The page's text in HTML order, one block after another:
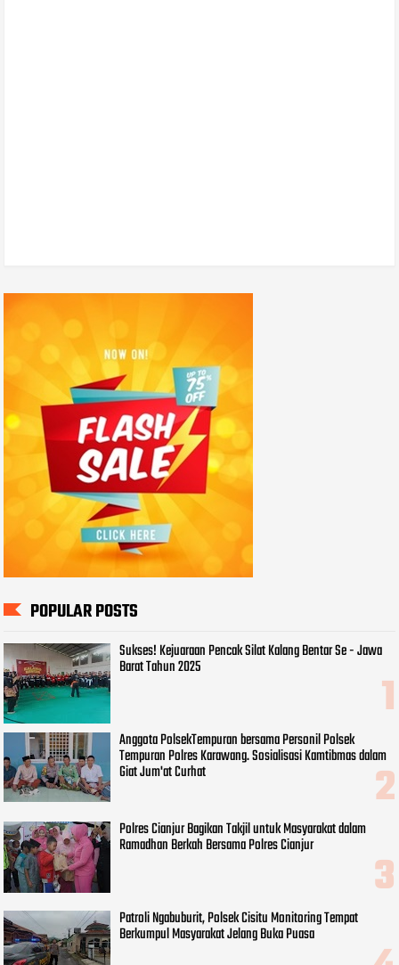
POPULAR POSTS
Sukses! Kejuaraan Pencak Silat Kalang Bentar Se - Jawa
Barat Tahun 2025
Anggota PolsekTempuran bersama Personil Polsek
Tempuran Polres Karawang. Sosialisasi Kamtibmas dalam
Giat Jum'at Curhat
Polres Cianjur Bagikan Takjil untuk Masyarakat dalam
Ramadhan Berkah Bersama Polres Cianjur
Patroli Ngabuburit, Polsek Cisitu Monitoring Tempat
Berkumpul Masyarakat Jelang Buka Puasa